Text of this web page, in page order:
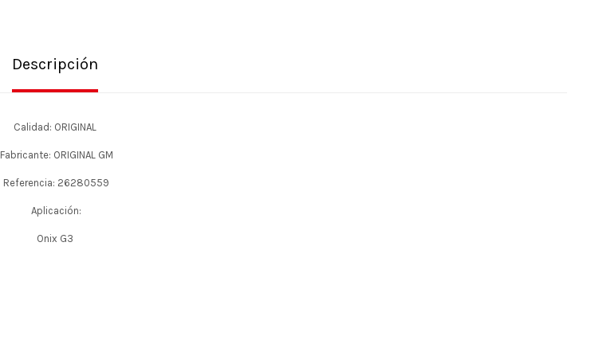
Descripción
Calidad: ORIGINAL
Fabricante: ORIGINAL GM
Referencia: 26280559
Aplicación:
Onix G3